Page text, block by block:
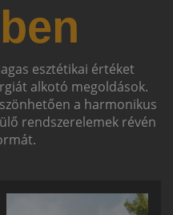
esztétikai értéket
alkotó megoldások.
a harmonikus
rendszerelemek révén